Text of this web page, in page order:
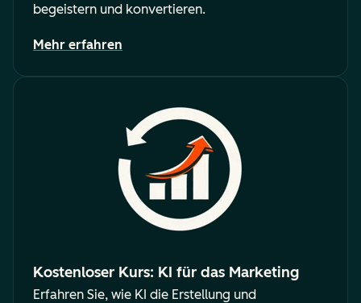
begeistern und konvertieren.
Mehr erfahren
Kostenloser Kurs: KI für das Marketing
Erfahren Sie, wie KI die Erstellung und